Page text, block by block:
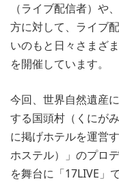
（ライブ配信者）や
方に対して、ライブ
いのもと日々さまざ
を開催しています。
今回、世界自然遺産
する国頭村（くにが
に掲げホテルを運営
ホステル）」のプロ
を舞台に「17LIVE」